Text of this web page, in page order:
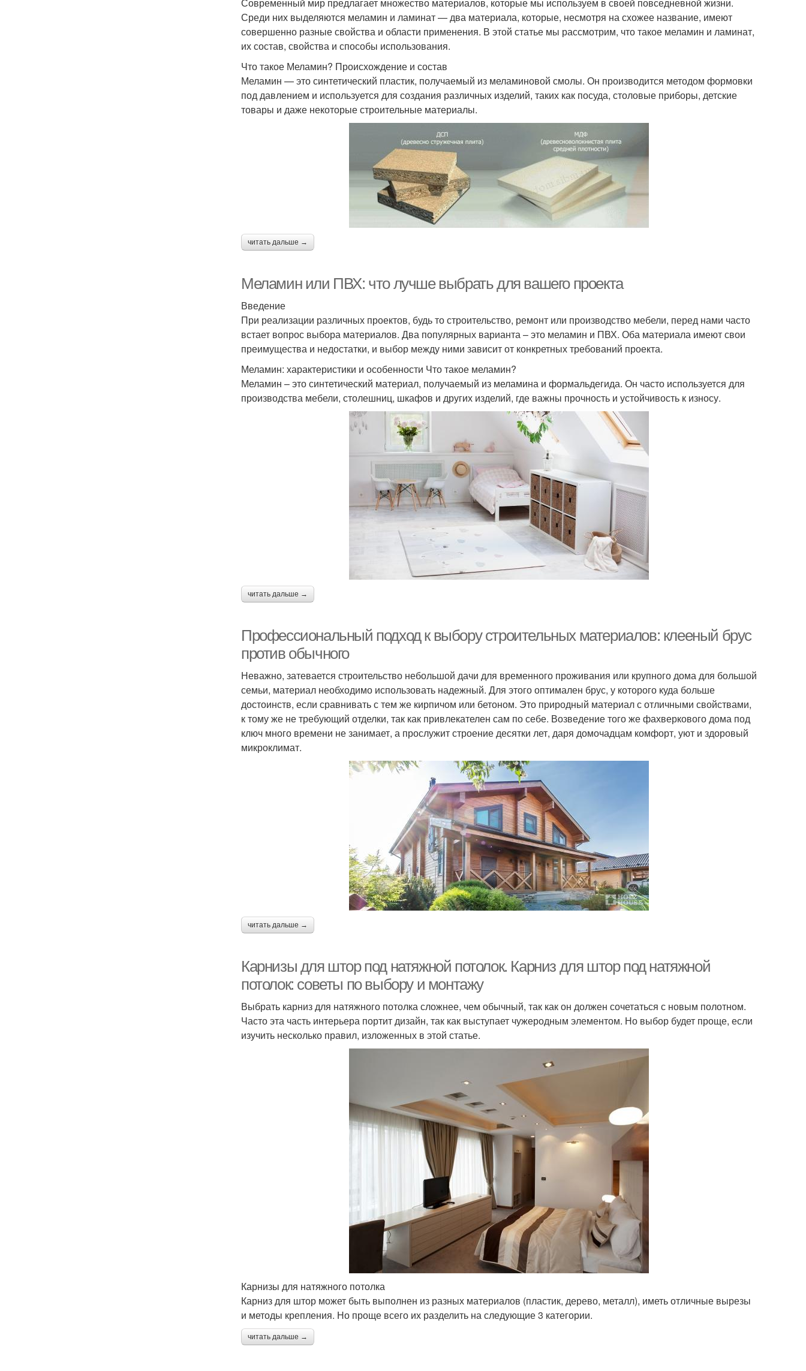
Среди них выделяются меламин и ламинат — два материала, которые, несмотря на схожее название, имеют
совершенно разные свойства и области применения. В этой статье мы рассмотрим, что такое меламин и ламинат,
их состав, свойства и способы использования.
Что такое Меламин? Происхождение и состав
Меламин — это синтетический пластик, получаемый из меламиновой смолы. Он производится методом формовки
под давлением и используется для создания различных изделий, таких как посуда, столовые приборы, детские
товары и даже некоторые строительные материалы.
читать дальше →
Меламин или ПВХ: что лучше выбрать для вашего проекта
Введение
При реализации различных проектов, будь то строительство, ремонт или производство мебели, перед нами часто
встает вопрос выбора материалов. Два популярных варианта – это меламин и ПВХ. Оба материала имеют свои
преимущества и недостатки, и выбор между ними зависит от конкретных требований проекта.
Меламин: характеристики и особенности Что такое меламин?
Меламин – это синтетический материал, получаемый из меламина и формальдегида. Он часто используется для
производства мебели, столешниц, шкафов и других изделий, где важны прочность и устойчивость к износу.
читать дальше →
Профессиональный подход к выбору строительных материалов: клееный брус
против обычного
Неважно, затевается строительство небольшой дачи для временного проживания или крупного дома для большой
семьи, материал необходимо использовать надежный. Для этого оптимален брус, у которого куда больше
достоинств, если сравнивать с тем же кирпичом или бетоном. Это природный материал с отличными свойствами,
к тому же не требующий отделки, так как привлекателен сам по себе. Возведение того же фахверкового дома под
ключ много времени не занимает, а прослужит строение десятки лет, даря домочадцам комфорт, уют и здоровый
микроклимат.
читать дальше →
Карнизы для штор под натяжной потолок. Карниз для штор под натяжной
потолок: советы по выбору и монтажу
Выбрать карниз для натяжного потолка сложнее, чем обычный, так как он должен сочетаться с новым полотном.
Часто эта часть интерьера портит дизайн, так как выступает чужеродным элементом. Но выбор будет проще, если
изучить несколько правил, изложенных в этой статье.
Карнизы для натяжного потолка
Карниз для штор может быть выполнен из разных материалов (пластик, дерево, металл), иметь отличные вырезы
и методы крепления. Но проще всего их разделить на следующие 3 категории.
читать дальше →